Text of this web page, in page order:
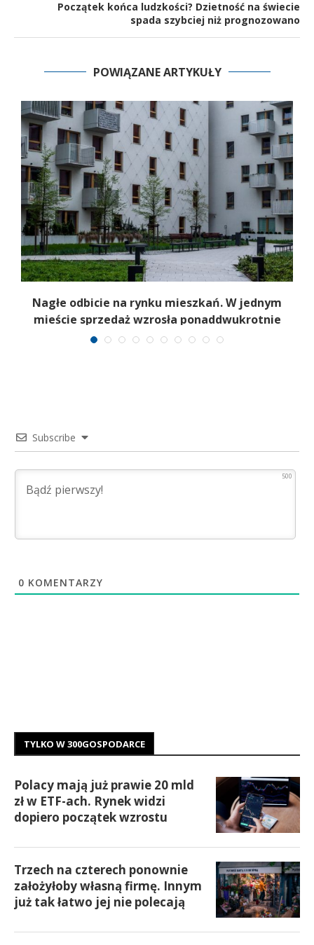
Początek końca ludzkości? Dzietność na świecie
spada szybciej niż prognozowano
POWIĄZANE ARTYKUŁY
Nagłe odbicie na rynku mieszkań. W jednym
mieście sprzedaż wzrosła ponaddwukrotnie
Subscribe
500
0 KOMENTARZY
TYLKO W 300GOSPODARCE
Polacy mają już prawie 20 mld
zł w ETF-ach. Rynek widzi
dopiero początek wzrostu
Trzech na czterech ponownie
założyłoby własną firmę. Innym
już tak łatwo jej nie polecają